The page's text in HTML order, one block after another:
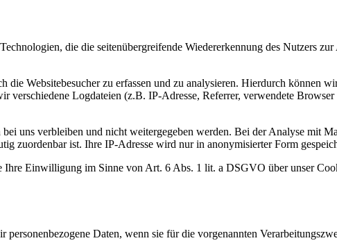
die die seitenübergreifende Wiedererkennung des Nutzers
Websitebesucher zu erfassen und zu analysieren. Hierdurch können
verschiedene Logdateien (z.B. IP-Adresse, Referrer, verwendete
uns verbleiben und nicht weitergegeben werden. Bei der Analyse mit
zuordenbar ist. Ihre IP-Adresse wird nur in anonymisierter Form
Einwilligung im Sinne von Art. 6 Abs. 1 lit. a DSGVO über unser
Daten, wenn sie für die vorgenannten